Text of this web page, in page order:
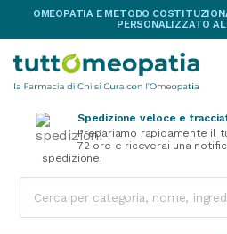
OMEOPATIA E METODO
PERSONALIZZATO
Spedizione veloce e
Prepariamo rapidamente il
72 ore e riceverai una
spedizione.